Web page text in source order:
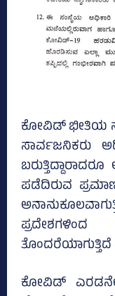
ಕೋವಿಡ್‌ ಭೀತಿಯ
ಸಾರ್ವಜನಿಕರು
ಪಡೆದಿರುವ
ಕೋವಿಡ್‌